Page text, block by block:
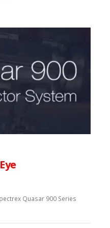
Quasar 900 Series